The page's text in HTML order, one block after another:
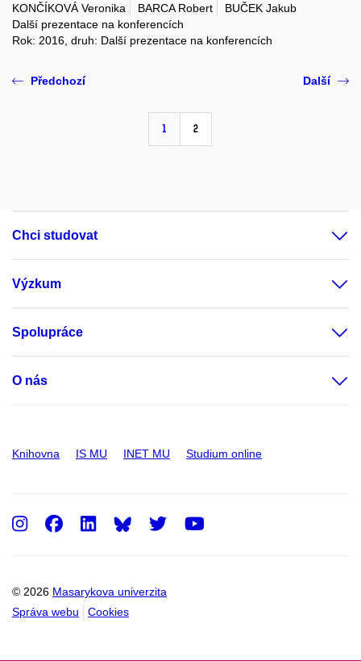
KONČÍKOVÁ Veronika BARCA Robert
BUČEK Jakub
Další prezentace na konferencích
Rok: 2016, druh: Další prezentace na konferencích
Předchozí
1 2
Další
Chci studovat
Výzkum
Spolupráce
O nás
Knihovna IS MU INET MU Studium online
© 2026 Masarykova univerzita
Správa webu
Cookies
Instagram
Facebook
LinkedInTwitter